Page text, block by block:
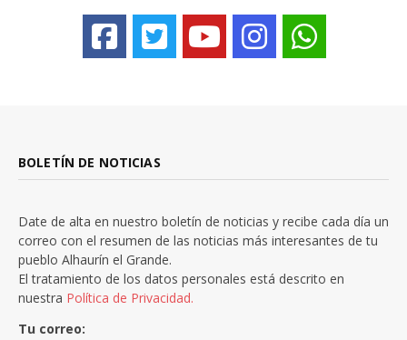
BOLETÍN DE NOTICIAS
Date de alta en nuestro boletín de noticias y recibe cada día un
correo con el resumen de las noticias más interesantes de tu
pueblo Alhaurín el Grande.
El tratamiento de los datos personales está descrito en
nuestra Política de Privacidad.
Tu correo: